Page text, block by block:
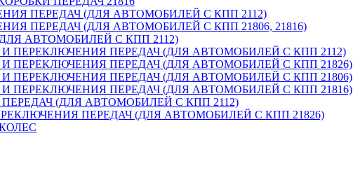
ПЕРЕДАЧ (ДЛЯ АВТОМОБИЛЕЙ С КПП 2112)
ПЕРЕДАЧ (ДЛЯ АВТОМОБИЛЕЙ С КПП 21806, 21816)
АВТОМОБИЛЕЙ С КПП 2112)
ПЕРЕКЛЮЧЕНИЯ ПЕРЕДАЧ (ДЛЯ АВТОМОБИЛЕЙ С КПП 2112)
ПЕРЕКЛЮЧЕНИЯ ПЕРЕДАЧ (ДЛЯ АВТОМОБИЛЕЙ С КПП 21826)
ПЕРЕКЛЮЧЕНИЯ ПЕРЕДАЧ (ДЛЯ АВТОМОБИЛЕЙ С КПП 21806)
ПЕРЕКЛЮЧЕНИЯ ПЕРЕДАЧ (ДЛЯ АВТОМОБИЛЕЙ С КПП 21816)
(ДЛЯ АВТОМОБИЛЕЙ С КПП 2112)
ПЕРЕДАЧ (ДЛЯ АВТОМОБИЛЕЙ С КПП 21826)